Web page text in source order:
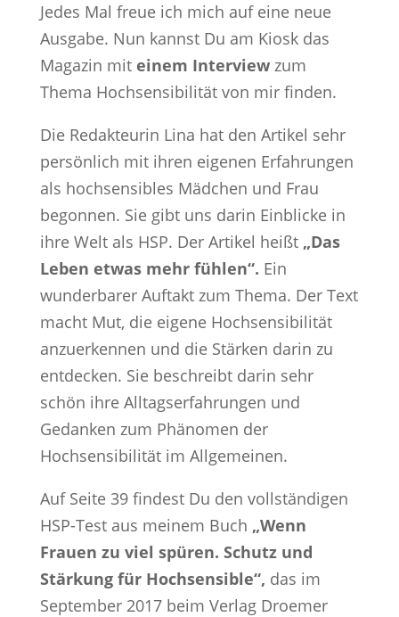
Jedes Mal freue ich mich auf eine neue
Ausgabe. Nun kannst Du am Kiosk das
Magazin mit einem Interviewzum
Thema Hochsensibilität von mir finden.
Die Redakteurin Lina hat den Artikel sehr
persönlich mit ihren eigenen Erfahrungen
als hochsensibles Mädchen und Frau
begonnen. Sie gibt uns darin Einblicke in
ihre Welt als HSP. Der Artikel heißt „Das
Leben etwas mehr fühlen“. Ein
wunderbarer Auftakt zum Thema. Der Text
macht Mut, die eigene Hochsensibilität
anzuerkennen und die Stärken darin zu
entdecken. Sie beschreibt darin sehr
schön ihre Alltagserfahrungen und
Gedanken zum Phänomen der
Hochsensibilität im Allgemeinen.
Auf Seite 39 findest Du den vollständigen
HSP-Test aus meinem Buch „Wenn
Frauen zu viel spüren. Schutz und
Stärkung für Hochsensible“, das im
September 2017 beim Verlag Droemer